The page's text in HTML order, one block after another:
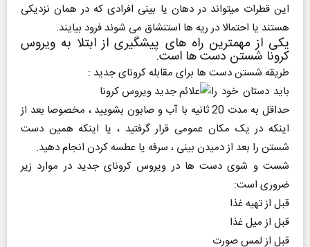
این قطرات میتواند در دهان یا بینی افرادی که در همان نزدیکی
هستند یا احتمالا در ریه ها استنشاق می شوند فرود بیایند.
یکی از مهمترین راه های پیشگیری از ابتلا به ویروس
کرونا شستن دست ها است.
طریقه شستن دست ها برای مقابله کرونای جدید :
باید دستان خود را
حداقل به مدت 20 ثانیه با آب و صابون بشویید ، مخصوصا بعد از
اینکه در یک مکان عمومی قرار گرفتید ، یا اینکه همین دست
شستن را بعد از دمیدن بینی ، سرفه یا عطسه کردن انجام دهید.
شست و شوی دست ها در ویروس کرونای جدید در موارد زیر
ضروری است:
قبل از تهیه غذا
قبل از میل غذا
قبل از لمس صورت